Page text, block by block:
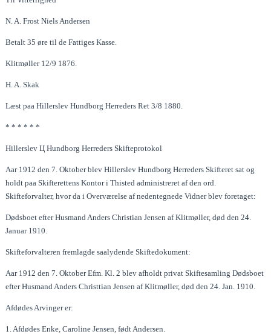
N. A. Frost Niels Andersen
Betalt 35 øre til de Fattiges Kasse.
Klitmøller 12/9 1876.
H. A. Skak
Læst paa Hillerslev Hundborg Herreders Ret 3/8 1880.
* * * * * *
Hillerslev Ц Hundborg Herreders Skifteprotokol
Aar 1912 den 7. Oktober blev Hillerslev Hundborg Herreders Skifteret sat og
holdt paa Skifterettens Kontor i Thisted administreret af den ord.
Skifteforvalter, hvor da i Overværelse af nedentegnede Vidner blev foretaget:
Dødsboet efter Husmand Anders Christian Jensen af Klitmøller, død den 24.
Januar 1910.
Skifteforvalteren fremlagde saalydende Skiftedokument:
Aar 1912 den 7. Oktober Efm. Kl. 2 blev afholdt privat Skiftesamling Dødsboet
efter Husmand Anders Christtian Jensen af Klitmøller, død den 24. Jan. 1910.
Afdødes Arvinger er:
1. Afdødes Enke, Caroline Jensen, født Andersen.